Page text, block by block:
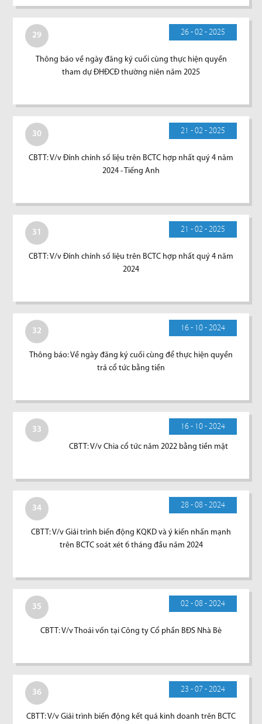
29 26 - 02 - 2025
Thông báo về ngày đăng ký cuối cùng thực hiện quyền
tham dự ĐHĐCĐ thường niên năm 2025
30 21 - 02 - 2025
CBTT: V/v Đính chính số liệu trên BCTC hợp nhất quý 4 năm
2024 - Tiếng Anh
31 21 - 02 - 2025
CBTT: V/v Đính chính số liệu trên BCTC hợp nhất quý 4 năm
2024
32 16 - 10 - 2024
Thông báo: Về ngày đăng ký cuối cùng để thực hiện quyền
trả cổ tức bằng tiền
33 16 - 10 - 2024
CBTT: V/v Chia cổ tức năm 2022 bằng tiền mặt
34 28 - 08 - 2024
CBTT: V/v Giải trình biến động KQKD và ý kiến nhấn mạnh
trên BCTC soát xét 6 tháng đầu năm 2024
35 02 - 08 - 2024
CBTT: V/v Thoái vốn tại Công ty Cổ phần BĐS Nhà Bè
36 23 - 07 - 2024
CBTT: V/v Giải trình biến động kết quả kinh doanh trên BCTC